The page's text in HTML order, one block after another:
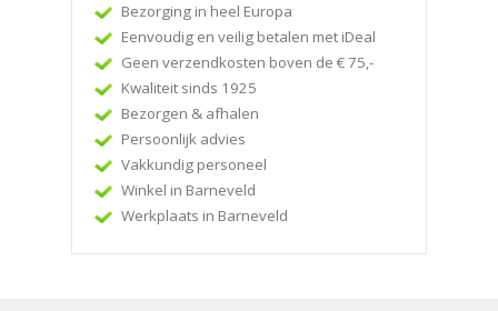
Bezorging in heel Europa
Eenvoudig en veilig betalen met iDeal
Geen verzendkosten boven de € 75,-
Kwaliteit sinds 1925
Bezorgen & afhalen
Persoonlijk advies
Vakkundig personeel
Winkel in Barneveld
Werkplaats in Barneveld